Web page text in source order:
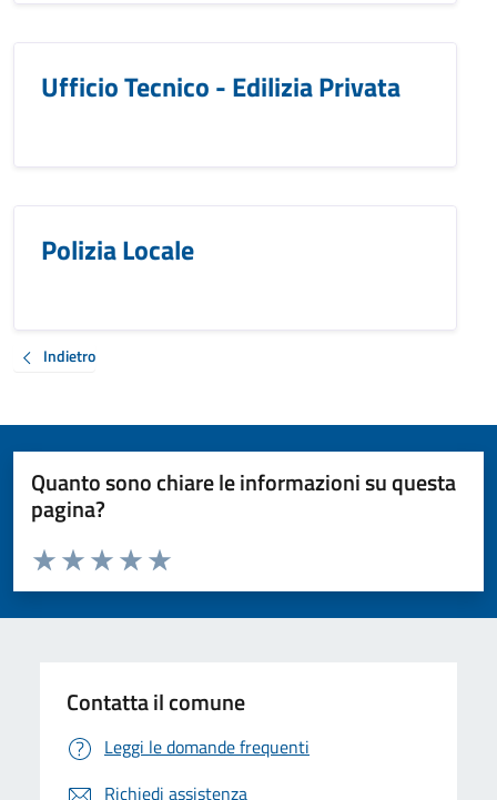
Ufficio Tecnico - Edilizia Privata
Polizia Locale
Indietro
Quanto sono chiare le informazioni su questa
pagina?
Valuta da 1 a 5 stelle la pagina
Valuta 5 stelle su 5
Valuta 4 stelle su 5
Valuta 3 stelle su 5
Valuta 2 stelle su 5
Valuta 1 stelle su 5
Contatta il comune
Leggi le domande frequenti
Richiedi assistenza